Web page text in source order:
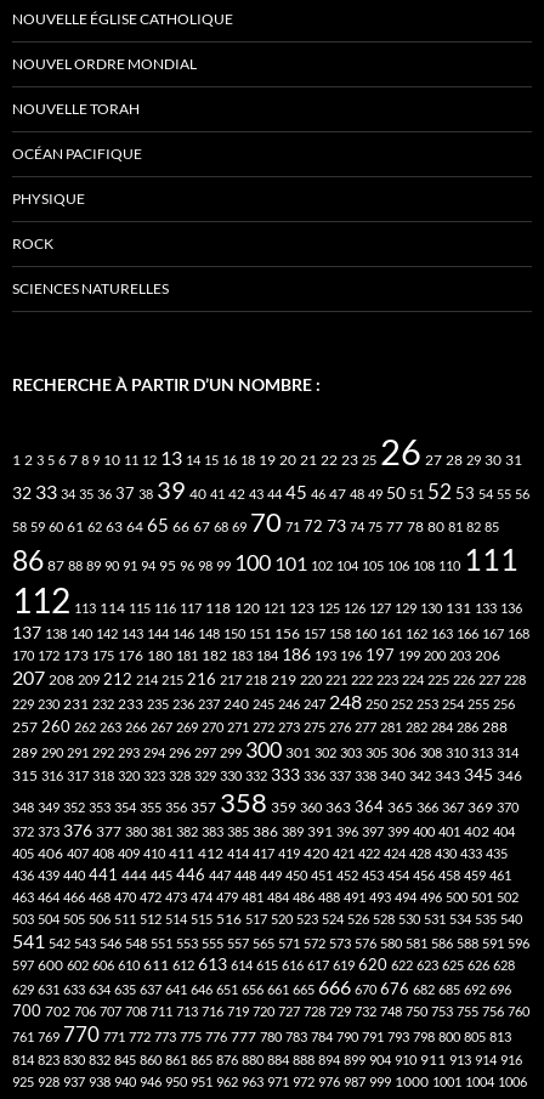
NOUVELLE ÉGLISE CATHOLIQUE
NOUVEL ORDRE MONDIAL
NOUVELLE TORAH
OCÉAN PACIFIQUE
PHYSIQUE
ROCK
SCIENCES NATURELLES
RECHERCHE À PARTIR D’UN NOMBRE :
1 2 3 5 6 7 8 9 10 11 12 13 14 15 16 18 19 20 21 22 23 25 26 27 28 29 30 31
32 33 34 35 36 37 38 39 40 41 42 43 44 45 46 47 48 49 50 51 52 53 54 55 56
58 59 60 61 62 63 64 65 66 67 68 69 70 71 72 73 74 75 77 78 80 81 82 85
86 87 88 89 90 91 94 95 96 98 99 100 101 102 104 105 106 108 110 111
112 113 114 115 116 117 118 120 121 123 125 126 127 129 130 131 133 136
137 138 140 142 143 144 146 148 150 151 156 157 158 160 161 162 163 166 167 168
170 172 173 175 176 180 181 182 183 184 186 193 196 197 199 200 203 206
207 208 209 212 214 215 216 217 218 219 220 221 222 223 224 225 226 227 228
229 230 231 232 233 235 236 237 240 245 246 247 248 250 252 253 254 255 256
257 260 262 263 266 267 269 270 271 272 273 275 276 277 281 282 284 286 288
289 290 291 292 293 294 296 297 299 300 301 302 303 305 306 308 310 313 314
315 316 317 318 320 323 328 329 330 332 333 336 337 338 340 342 343 345 346
348 349 352 353 354 355 356 357 358 359 360 363 364 365 366 367 369 370
372 373 376 377 380 381 382 383 385 386 389 391 396 397 399 400 401 402 404
405 406 407 408 409 410 411 412 414 417 419 420 421 422 424 428 430 433 435
436 439 440 441 444 445 446 447 448 449 450 451 452 453 454 456 458 459 461
463 464 466 468 470 472 473 474 479 481 484 486 488 491 493 494 496 500 501 502
503 504 505 506 511 512 514 515 516 517 520 523 524 526 528 530 531 534 535 540
541 542 543 546 548 551 553 555 557 565 571 572 573 576 580 581 586 588 591 596
597 600 602 606 610 611 612 613 614 615 616 617 619 620 622 623 625 626 628
629 631 633 634 635 637 641 646 651 656 661 665 666 670 676 682 685 692 696
700 702 706 707 708 711 713 716 719 720 727 728 729 732 748 750 753 755 756 760
761 769 770 771 772 773 775 776 777 780 783 784 790 791 793 798 800 805 813
814 823 830 832 845 860 861 865 876 880 884 888 894 899 904 910 911 913 914 916
925 928 937 938 940 946 950 951 962 963 971 972 976 987 999 1000 1001 1004 1006